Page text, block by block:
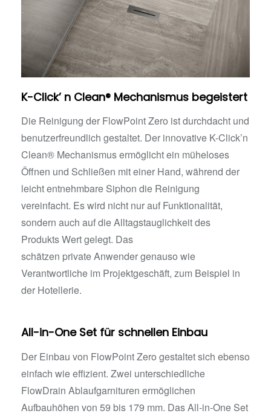
K-Click’ n Clean® Mechanismus begeistert
Die Reinigung der FlowPoint Zero ist durchdacht und
benutzerfreundlich gestaltet. Der innovative K-Click’n
Clean® Mechanismus ermöglicht ein müheloses
Öffnen und Schließen mit einer Hand, während der
leicht entnehmbare Siphon die Reinigung
vereinfacht. Es wird nicht nur auf Funktionalität,
sondern auch auf die Alltagstauglichkeit des
Produkts Wert gelegt. Das
schätzen private Anwender genauso wie
Verantwortliche im Projektgeschäft, zum Beispiel in
der Hotellerie.
All-in-One Set für schnellen Einbau
Der Einbau von FlowPoint Zero gestaltet sich ebenso
einfach wie effizient. Zwei unterschiedliche
FlowDrain Ablaufgarnituren ermöglichen
Aufbauhöhen von 59 bis 179 mm. Das All-in-One Set